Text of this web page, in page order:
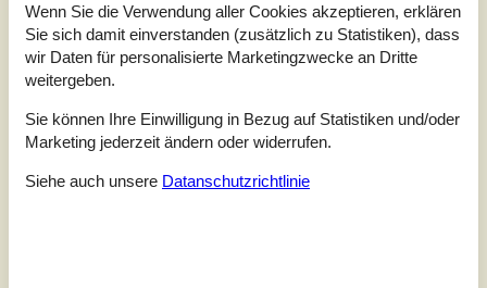
Service vor Ort:
4,3
Lage:
21 externe Bewertungen
4,5
Service vor Ort: 5
Wenn Sie die Verwendung aller Cookies akzeptieren, erklären
Sie sich damit einverstanden (zusätzlich zu Statistiken), dass
wir Daten für personalisierte Marketingzwecke an Dritte
weitergeben.
Sie können Ihre Einwilligung in Bezug auf Statistiken und/oder
Marketing jederzeit ändern oder widerrufen.
Siehe auch unsere Datanschutzrichtlinie